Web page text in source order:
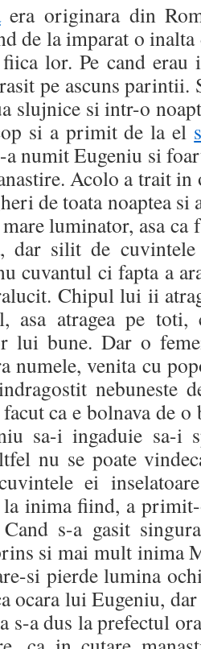
era originara din
de la imparat o
lor. Pe cand
pe ascuns parintii.
slujnice si intr-o
si a primit de la el
numit Eugeniu si
Acolo a trait
de toata noaptea si
luminator, asa
dar silit de
cuvantul ci fapta a
Chipul lui ii
asa atragea pe toti,
lui bune. Dar o
numele, venita cu
ca e bolnava de
sa-i ingaduie sa-i
nu se poate
ei
inima fiind, a primit-
s-a gasit
si mai mult inima
si pierde lumina
ocara lui Eugeniu,
s-a dus la prefectul